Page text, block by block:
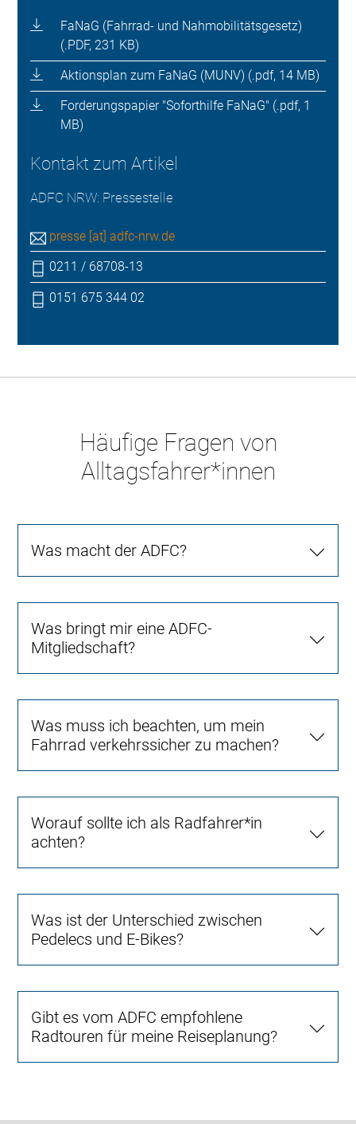
FaNaG (Fahrrad- und Nahmobilitätsgesetz)
(.PDF, 231 KB)
Aktionsplan zum FaNaG (MUNV) (.pdf, 14 MB)
Forderungspapier "Soforthilfe FaNaG" (.pdf, 1
MB)
Kontakt zum Artikel
ADFC NRW: Pressestelle
presse [at] adfc-nrw.de
0211 / 68708-13
0151 675 344 02
Häufige Fragen von
Alltagsfahrer*innen
Was macht der ADFC?
Was bringt mir eine ADFC-
Mitgliedschaft?
Was muss ich beachten, um mein
Fahrrad verkehrssicher zu machen?
Worauf sollte ich als Radfahrer*in
achten?
Was ist der Unterschied zwischen
Pedelecs und E-Bikes?
Gibt es vom ADFC empfohlene
Radtouren für meine Reiseplanung?